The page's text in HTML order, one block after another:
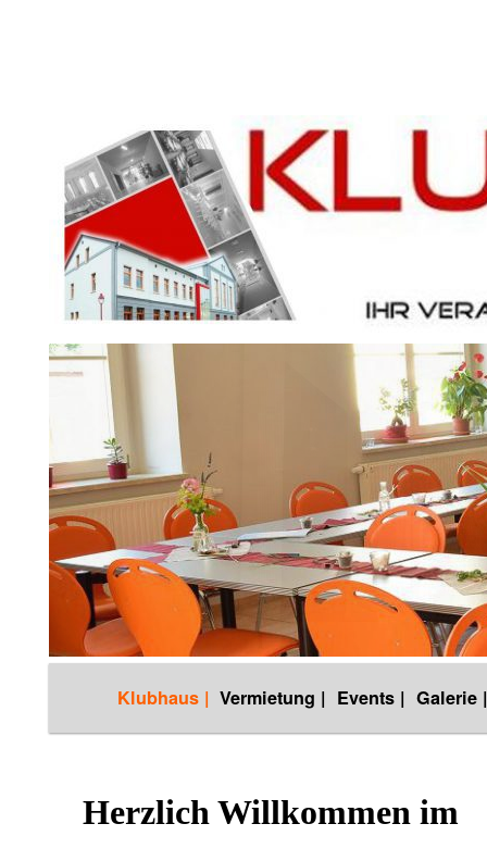
Zum
Klubhaus | Vermietung | Events | Galerie |
Herzlich Willkommen im